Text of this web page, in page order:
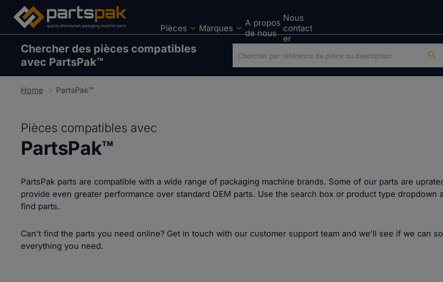
Pièces Marques
A propos
de nous
Nous
contact
er
Chercher des pièces compatibles
avec PartsPak™
Home PartsPak™
Pièces compatibles avec
PartsPak™
PartsPak parts are compatible with a wide range of packaging machine brands. Some of our parts are
provide even greater performance over standard OEM parts. Use the search box or product type dropdown
find parts.
Can't find the parts you need online? Get in touch with our customer support team and we'll see if we can
everything you need.